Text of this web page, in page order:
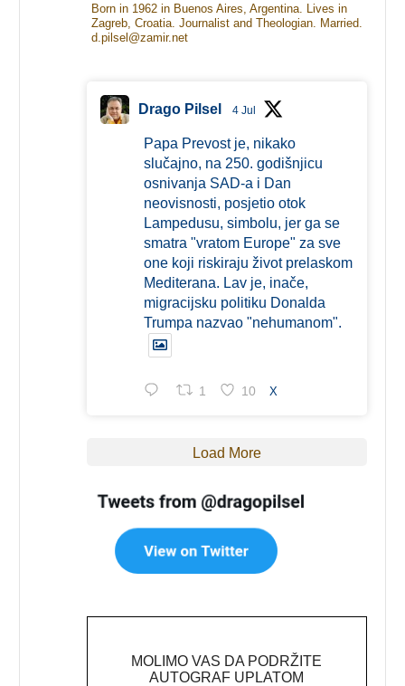
Born in 1962 in Buenos Aires, Argentina. Lives in
Zagreb, Croatia. Journalist and Theologian. Married.
d.pilsel@zamir.net
Drago Pilsel 4 Jul
Papa Prevost je, nikako
slučajno, na 250. godišnjicu
osnivanja SAD-a i Dan
neovisnosti, posjetio otok
Lampedusu, simbolu, jer ga se
smatra "vratom Europe" za sve
one koji riskiraju život prelaskom
Mediterana. Lav je, inače,
migracijsku politiku Donalda
Trumpa nazvao "nehumanom".
1 10 X
Load More
MOLIMO VAS DA PODRŽITE
AUTOGRAF UPLATOM